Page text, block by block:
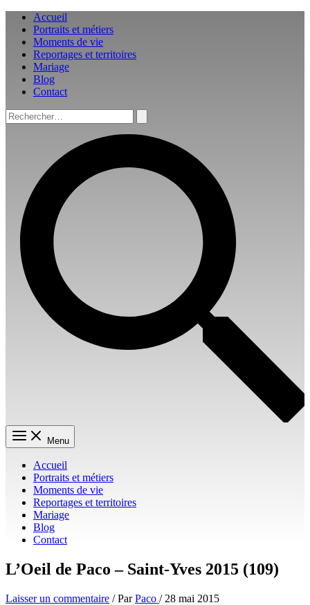
Aller
contenu
Accueil
Portraits et métiers
Moments de vie
Reportages et territoires
Mariage
Blog
Contact
Rechercher :
Menu
Accueil
Portraits et métiers
Moments de vie
Reportages et territoires
Mariage
Blog
Contact
L’Oeil de Paco – Saint-Yves 2015 (109)
Laisser un commentaire / ParPaco / 28 mai 2015